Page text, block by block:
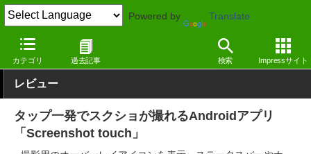
Powered by Translate
カテゴリ 過去記事 検索 Impressサイト
窓の杜 画像・映像・音楽
レビュー
タップ一発でスクショが撮れるAndroidアプリ
「Screenshot touch」